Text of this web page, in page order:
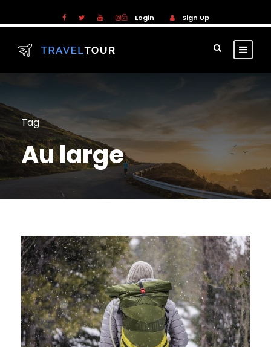
Login Sign Up
Tag
Au large